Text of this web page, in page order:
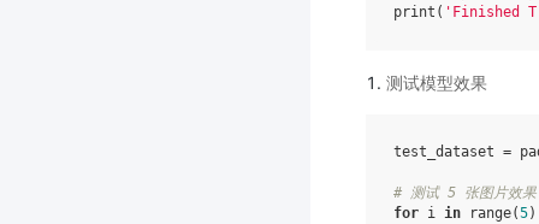
print ( 'Finished
测试模型效果
test_dataset =
# 测试 5 张图片效果
for i in range(5